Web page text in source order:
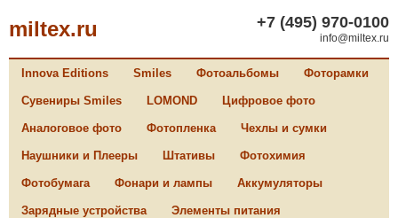
miltex.ru +7 (495) 970-0100
info@miltex.ru
Innova Editions Smiles Фотоальбомы Фоторамки
Сувениры Smiles LOMOND Цифровое фото
Аналоговое фото Фотопленка Чехлы и сумки
Наушники и Плееры Штативы Фотохимия
Фотобумага Фонари и лампы Аккумуляторы
Зарядные устройства Элементы питания